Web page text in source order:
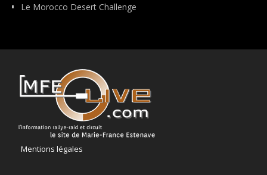
Le Morocco Desert Challenge
Mentions légales